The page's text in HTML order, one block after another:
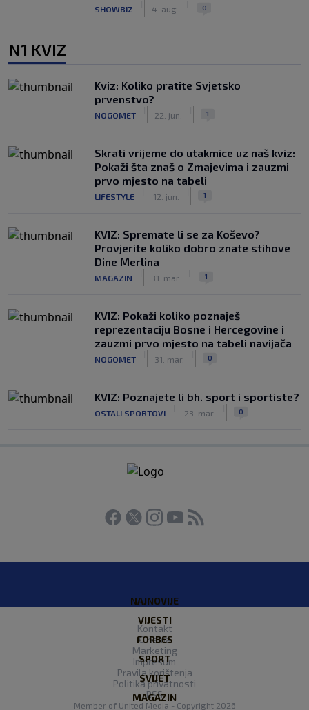
SHOWBIZ 4. aug. 0
N1 KVIZ
Kviz: Koliko pratite Svjetsko
prvenstvo?
NOGOMET 22. jun. 1
Skrati vrijeme do utakmice uz naš kviz:
Pokaži šta znaš o Zmajevima i zauzmi
prvo mjesto na tabeli
LIFESTYLE 12. jun. 1
KVIZ: Spremate li se za Koševo?
Provjerite koliko dobro znate stihove
Dine Merlina
MAGAZIN 31. mar. 1
KVIZ: Pokaži koliko poznaješ
reprezentaciju Bosne i Hercegovine i
zauzmi prvo mjesto na tabeli navijača
NOGOMET 31. mar. 0
KVIZ: Poznajete li bh. sport i sportiste?
OSTALI SPORTOVI 23. mar. 0
NAJNOVIJE
VIJESTI
FORBES
SPORT
SVIJET
MAGAZIN
Kontakt
O nama
Marketing
Impresum
Pravila korištenja
Politika privatnosti
RSS
Member of United Media - Copyright 2026